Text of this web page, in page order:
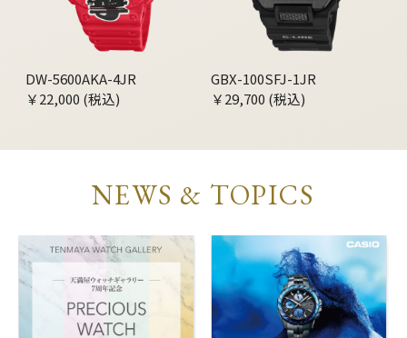
DW-5600AKA-4JR
￥22,000 (税込)
GBX-100SFJ-1JR
￥29,700 (税込)
NEWS & TOPICS